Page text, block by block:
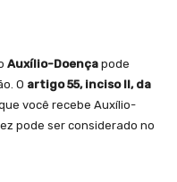
Auxílio-Doença pode
O artigo 55, inciso II, da
você recebe Auxílio-
pode ser considerado no